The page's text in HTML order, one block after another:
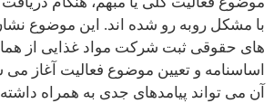
با مشکل روبه رو شده اند. این موضوع
های حقوقی ثبت شرکت مواد غذایی از
اساسنامه و تعیین موضوع فعالیت آغاز
آن می تواند پیامدهای جدی به همراه